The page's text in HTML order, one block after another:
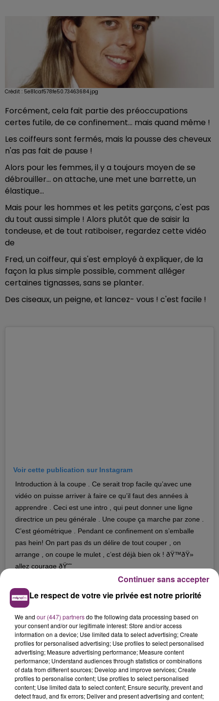
Crédit : 5e81caf578fe50.73463684.jpg
Forcément, cela fait partie des préoccupations
certes futile, de ce confinement... mais quand même !
Les coiffeurs sont fermés, mais la pousse des cheveux
n'as pas fait de pause !
Alors pour les femmes, il y a toujours moyen de se
débrouiller... on attache, une met une barrette, un
élastique...
Mais pour les hommes et les petits garçons, c'est pas
du tout aussi simple ! Alors plutôt que de saisir la
tondeuse, et de tout ratiboiser, regardez cette vidéo
de
Fred, un coiffeur, qui s'est employé à expliquer, de la
façon la plus simple possible, comment alléger
certaines tignasses, sans se planter.
Des ciseaux, un peigne, et lancez- vous ! c'est facile !
Voir cette publication sur Instagram
Introduction à la coupe . Ce serait trop facile qu’avec une
vidéo on puisse arriver à faire ce qu’il faut des années à
apprendre . Ceci est une intro , qui peut donner une ligne
directrice un peu générale . Une coupe ça marche par zone .
C’est géométrique . Pendant ce confinement on s’emballe
pas hein! On part pas ds un délire de tout couper , on
arrange , on coupe le mulet , c’est déjà bien ok ! ðŸ™ðŸ»
allez courage ðŸ˜˜
Frederic Birault(@cutbyfred) le 27
Allez, un petit bonus pour vous mesdames, avec
l'explication pour vous couper la frange vous mêmes !
Le respect de votre vie privée est notre priorité
We and our (447) partnersdo the following data processing based on
your consent and/or our legitimate interest: Store and/or access
information on a device; Use limited data to select advertising; Create
profiles for personalised advertising; Use profiles to select personalised
advertising; Measure advertising performance; Measure content
performance; Understand audiences through statistics or combinations
of data from different sources; Develop and improve services; Create
profiles to personalise content; Use profiles to select personalised
content; Use limited data to select content; Ensure security, prevent and
detect fraud, and fix errors; Deliver and present advertising and content;
Continuer sans accepter